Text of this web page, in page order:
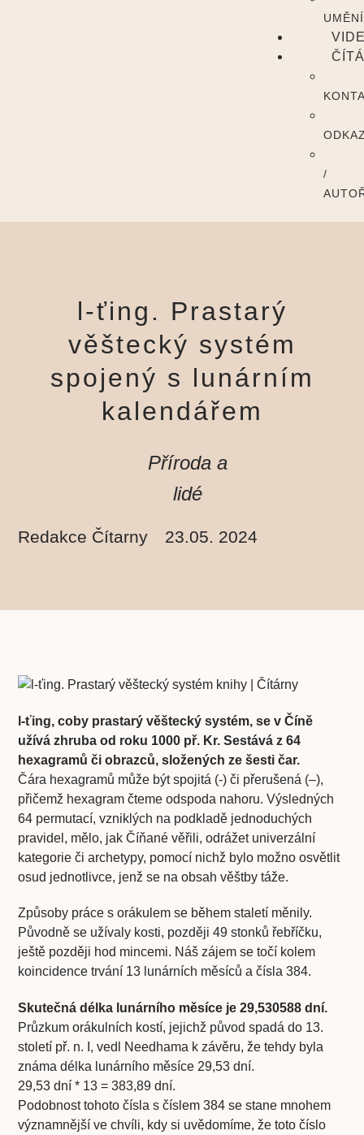
UMĚNÍ
/
l-ťing. Prastarý
věštecký systém
spojený s lunárním
kalendářem
Příroda a
lidé
Redakce Čítarny 23.05. 2024
l-ťing, coby prastarý věštecký systém, se v Číně
užívá zhruba od roku 1000 př. Kr. Sestává z 64
hexagramů či obrazců, složených ze šesti čar.
Čára hexagramů může být spojitá (-) či přerušená (–),
přičemž hexagram čteme odspoda nahoru. Výsledných
64 permutací, vzniklých na podkladě jednoduchých
pravidel, mělo, jak Číňané věřili, odrážet univerzální
kategorie či archetypy, pomocí nichž bylo možno osvětlit
osud jednotlivce, jenž se na obsah věštby táže.
Způsoby práce s orákulem se během staletí měnily.
Původně se užívaly kosti, později 49 stonků řebříčku,
ještě později hod mincemi. Náš zájem se točí kolem
koincidence trvání 13 lunárních měsíců a čísla 384.
Skutečná délka lunárního měsíce je 29,530588 dní.
Průzkum orákulních kostí, jejichž původ spadá do 13.
století př. n. I, vedl Needhama k závěru, že tehdy byla
známa délka lunárního měsíce 29,53 dní.
29,53 dní * 13 = 383,89 dní.
Podobnost tohoto čísla s číslem 384 se stane mnohem
významnější ve chvíli, kdy si uvědomíme, že toto číslo